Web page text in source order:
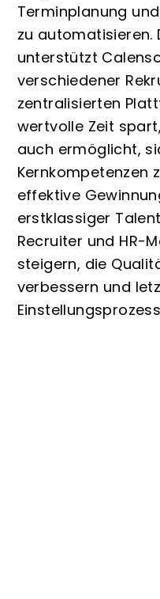
Terminplanung
zu automatisieren.
unterstützt
verschiedener
zentralisierten
wertvolle Zeit
auch ermöglicht,
Kernkompetenzen
effektive
erstklassiger
Recruiter und HR-
steigern, die
verbessern und